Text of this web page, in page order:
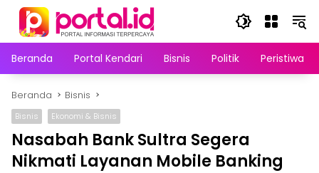
Langsung
konten
Beranda
Portal Kendari Bisnis Politik Peristiwa
Beranda Bisnis
Bisnis Ekonomi & Bisnis
Nasabah Bank Sultra Segera
Nikmati Layanan Mobile Banking